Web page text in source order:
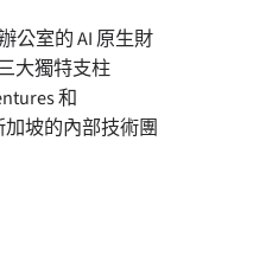
公室的 AI 原生財
大獨特支柱
和
坡的內部技術團